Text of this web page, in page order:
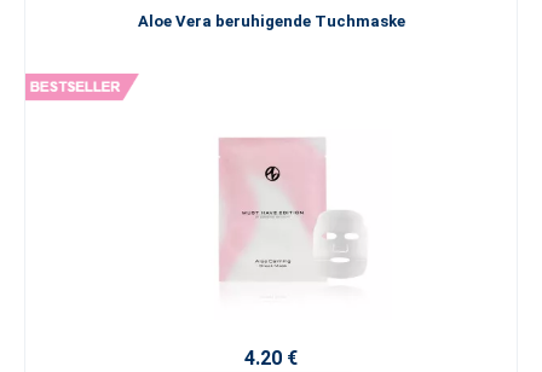
Aloe Vera beruhigende Tuchmaske
4.20 €